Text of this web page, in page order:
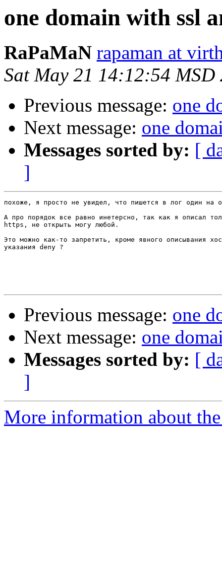
one domain with ssl
RaPaMaN rapaman at
Sat May 21 14:12:54 MSD
Previous message: one
Next message: one
Messages sorted by: [
]
похоже, я просто не увидел, что пишется в лог один на
А про порядок все равно инетерсно, так как я описал
https, не открыть могу любой.
Это можно как-то запретить, кроме явного описывания
указания deny ?
Previous message: one
Next message: one
Messages sorted by: [
]
More information about